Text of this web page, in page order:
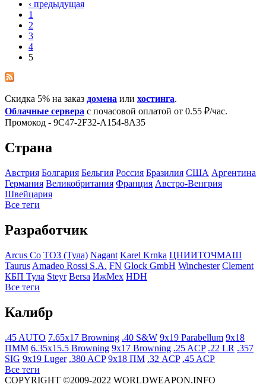
‹ предыдущая
1
2
3
4
5
Скидка 5% на заказ домена или хостинга.
Облачные сервера с почасовой оплатой от 0.55 ₽/час.
Промокод - 9C47-2F32-A154-8A35
Страна
Австрия Болгария Бельгия Росcия Бразилия США Аргентина
Германия Великобритания Франция Австро-Венгрия
Швейцария
Все теги
Разработчик
Arcus Co ТОЗ (Тула) Nagant Karel Krnka ЦНИИТОЧМАШ
Taurus Amadeo Rossi S.A. FN Glock GmbH Winchester Clement
КБП Тула Steyr Bersa ИжМех HDH
Все теги
Калибр
.45 AUTO 7.65x17 Browning .40 S&W 9x19 Parabellum 9x18
ПММ 6.35x15.5 Browning 9x17 Browning .25 ACP .22 LR .357
SIG 9x19 Luger .380 ACP 9x18 ПМ .32 ACP .45 ACP
Все теги
COPYRIGHT ©2009-2022 WORLDWEAPON.INFO